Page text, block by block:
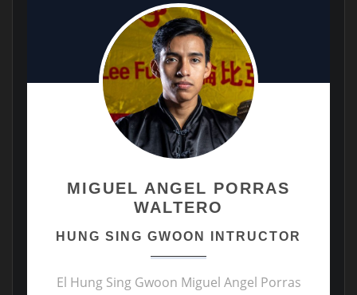
MIGUEL ANGEL PORRAS
WALTERO
HUNG SING GWOON INTRUCTOR
El Hung Sing Gwoon Miguel Angel Porras